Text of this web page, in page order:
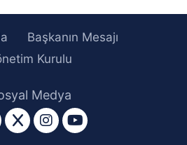
Başkanın Mesajı
Kurulu
Medya
facebook
twitter
instagram
youtube